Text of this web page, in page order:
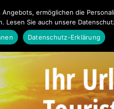
ermöglichen die
Lesen Sie auch unsere
Datenschutz-Erklärung